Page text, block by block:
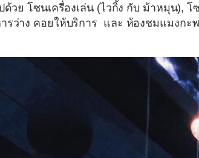
ด้วย โซนเครื่องเล่น (ไวกิ้ง กับ ม้าหมุน),
รว่าง คอยให้บริการ และ ห้องชมแมงกะ